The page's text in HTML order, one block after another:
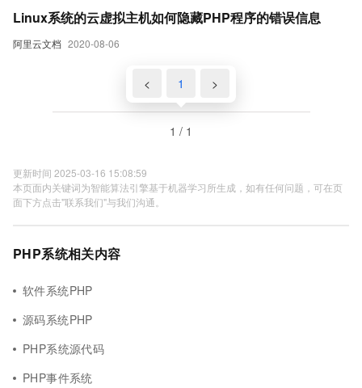
阿里云文档 2020-08-06
Linux系统的云虚拟主机如何隐藏PHP程序的错误信息
< 1 >
1 / 1
更新时间 2025-03-16 15:08:59
本页面内关键词为智能算法引擎基于机器学习所生成，如有任何问题，可在页
面下方点击"联系我们"与我们沟通。
PHP系统相关内容
软件系统PHP
源码系统PHP
PHP系统源代码
PHP事件系统